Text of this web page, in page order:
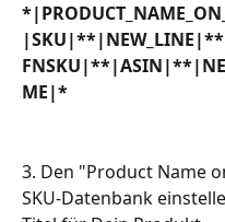
ME|*
3. Den "Product Name
SKU-Datenbank